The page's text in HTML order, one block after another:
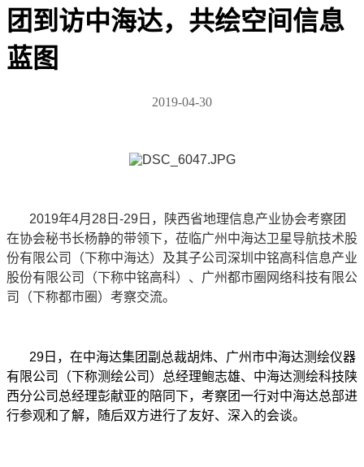
团到访中海达，共绘空间信息
蓝图
2019-04-30
2019年4月28日-29日，陕西省地理信息产业协会考察团
在协会秘书长杨静的带领下， 莅临广州中海达卫星导航技术股
份有限公司（下称中海达）及其子公司深圳中铭高科信息产业
股份有限公司（下称中铭高科）、 广州都市圈网络科技有限公
司（下称都市圈） 考察交流。
29日，在中海达集团副总裁胡炜、广州市中海达测绘仪器
有限公司（下称测绘公司）总经理鲍志雄、中海达测绘科技陕
西分公司总经理彭献亚的陪同下，考察团一行对中海达总部进
行参观和了解，随后双方进行了友好、深入的会谈。